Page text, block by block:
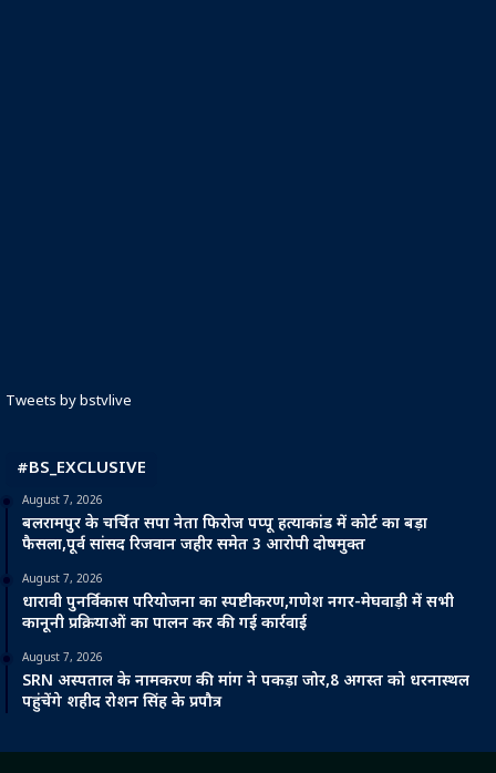
Tweets by bstvlive
#BS_EXCLUSIVE
August 7, 2026
बलरामपुर के चर्चित सपा नेता फिरोज पप्पू हत्याकांड में कोर्ट का बड़ा
फैसला,पूर्व सांसद रिजवान जहीर समेत 3 आरोपी दोषमुक्त
August 7, 2026
धारावी पुनर्विकास परियोजना का स्पष्टीकरण,गणेश नगर-मेघवाड़ी में सभी
कानूनी प्रक्रियाओं का पालन कर की गई कार्रवाई
August 7, 2026
SRN अस्पताल के नामकरण की मांग ने पकड़ा जोर,8 अगस्त को धरनास्थल
पहुंचेंगे शहीद रोशन सिंह के प्रपौत्र